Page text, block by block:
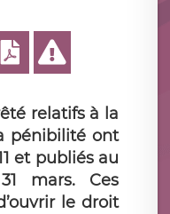
relatifs à la
pénibilité ont
et publiés au
mars. Ces
le droit